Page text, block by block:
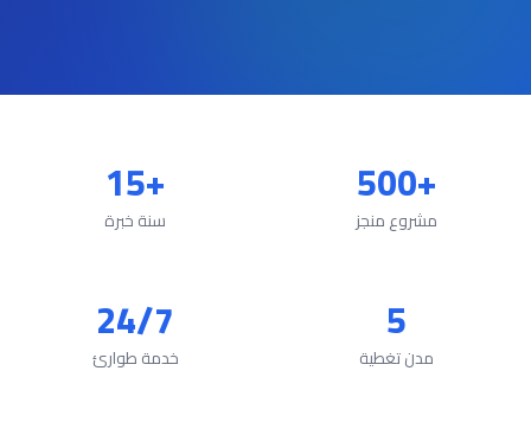
+500
مشروع منجز
+15
سنة خبرة
5
مدن تغطية
24/7
خدمة طوارئ